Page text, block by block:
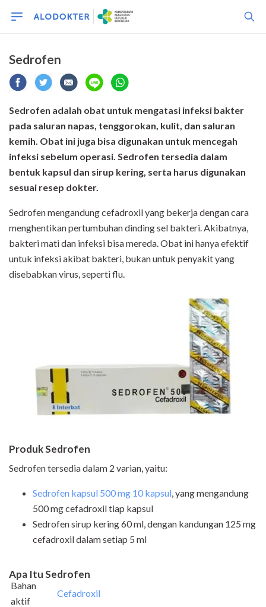
Sedrofen
Sedrofen adalah obat untuk mengatasi infeksi bakter
pada saluran napas, tenggorokan, kulit, dan saluran
kemih. Obat ini juga bisa digunakan untuk mencegah
infeksi sebelum operasi. Sedrofen tersedia dalam
bentuk kapsul dan sirup kering, serta harus digunakan
sesuai resep dokter.
Sedrofen mengandung cefadroxil yang bekerja dengan cara
menghentikan pertumbuhan dinding sel bakteri. Akibatnya,
bakteri mati dan infeksi bisa mereda. Obat ini hanya efektif
untuk infeksi akibat bakteri, bukan untuk penyakit yang
disebabkan virus, seperti flu.
Produk Sedrofen
Sedrofen tersedia dalam 2 varian, yaitu:
Sedrofen kapsul 500 mg 10 kapsul, yang mengandung
500 mg cefadroxil tiap kapsul
Sedrofen sirup kering 60 ml, dengan kandungan 125 mg
cefadroxil dalam setiap 5 ml
Apa Itu Sedrofen
Bahan
aktif
Cefadroxil